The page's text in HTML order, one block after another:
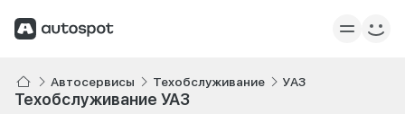
Автосервисы Техобслуживание УАЗ
Техобслуживание УАЗ